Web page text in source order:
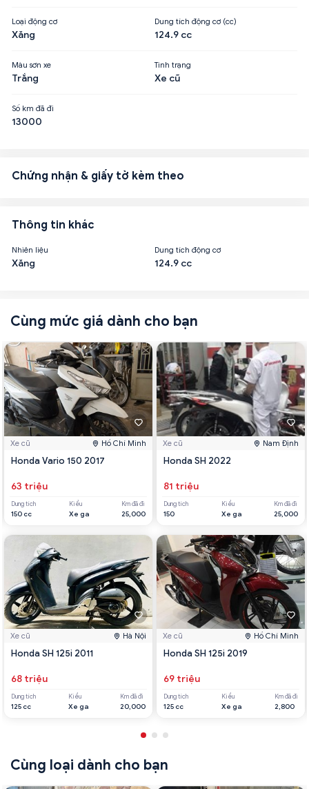
Loại động cơ
Xăng
Dung tích động cơ (cc)
124.9 cc
Màu sơn xe
Trắng
Tình trạng
Xe cũ
Số km đã đi
13000
Chứng nhận & giấy tờ kèm theo
Thông tin khác
Nhiên liệu
Xăng
Dung tích động cơ
124.9 cc
Cùng mức giá dành cho bạn
Xe cũ Hồ Chí Minh
Honda Vario 150 2017
63 triệu
Dung tích
150 cc
Kiểu
Xe ga
Km đã đi
25,000
Xe cũ Hà Nội
Honda SH 125i 2011
68 triệu
Dung tích
125 cc
Kiểu
Xe ga
Km đã đi
20,000
Xe cũ Nam Định
Honda SH 2022
81 triệu
Dung tích
150
Kiểu
Xe ga
Km đã đi
25,000
Xe cũ Hồ Chí Minh
Honda SH 125i 2019
69 triệu
Dung tích
125 cc
Kiểu
Xe ga
Km đã đi
2,800
Cùng loại dành cho bạn